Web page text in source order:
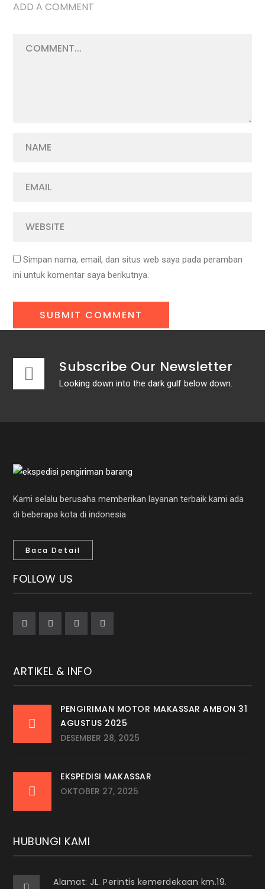
ADD A COMMENT
Simpan nama, email, dan situs web saya pada peramban
ini untuk komentar saya berikutnya.
Subscribe Our Newsletter
Looking down into the dark gulf below down.
Kami selalu berusaha memberikan layanan terbaik kami ada
di beberapa kota di indonesia
Baca Detail
FOLLOW US
ARTIKEL & INFO
PENGIRIMAN MOTOR MAKASSAR AMBON 31
AGUSTUS 2025
DESEMBER 28, 2025
EKSPEDISI MAKASSAR
OKTOBER 27, 2025
HUBUNGI KAMI
Alamat: JL. Perintis kemerdekaan km.19.